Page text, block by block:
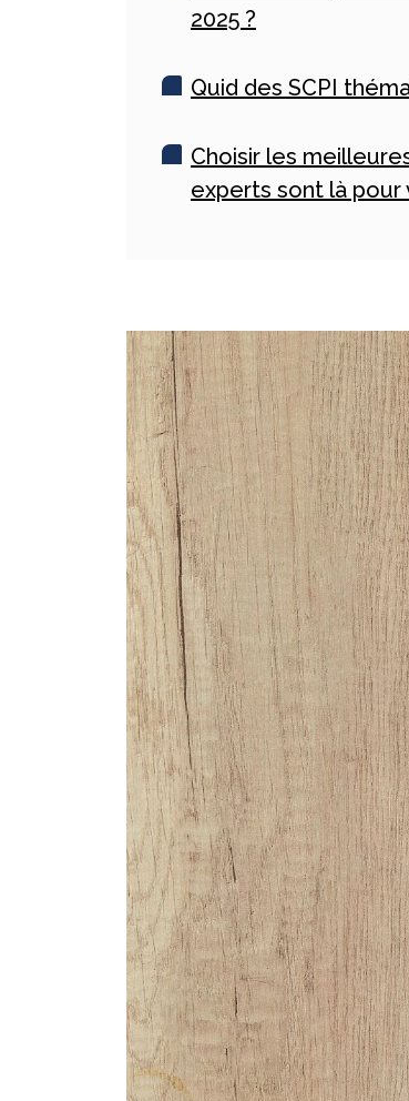
2025 ?
Quid des SCPI
Choisir les
experts sont là pour